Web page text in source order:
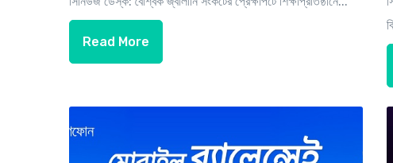
Read More